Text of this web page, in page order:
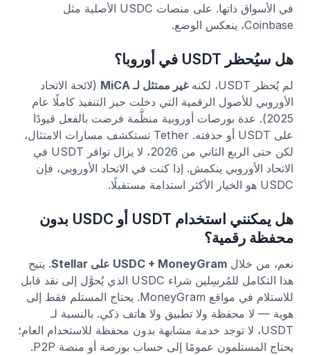
في الأسواق ذاتها. على منصات USDC الأصلية مثل
Coinbase، ينعكس الوضع.
هل سيُحظر USDT في أوروبا؟
لم يُحظر USDT، لكنه غير ممتثل لـ MiCA
(لائحة الاتحاد
الأوروبي للأصول الرقمية التي دخلت حيز التنفيذ كاملًا عام
2025). عدة بورصات أوروبية منظَّمة فرضت بالفعل قيودًا
على USDT أو حذفته. Tether تستكشف مسارات الامتثال،
لكن حتى الربع الثاني من 2026، لا يزال توافر USDT في
الاتحاد الأوروبي ينكمش. إذا كنت في الاتحاد الأوروبي، فإن
USDC هو الخيار الأكثر استدامة مستقبلًا.
هل يمكنني استخدام USDT أو USDC بدون
محفظة رقمية؟
نعم، من خلال USDC + MoneyGram على Stellar
. يتيح
هذا التكامل للمُرسِلين شراء USDC الذي يُحوَّل إلى نقد قابل
للاستلام في مواقع MoneyGram. يحتاج المستلم فقط إلى
هوية — لا محفظة ولا تطبيق ولا هاتف ذكي. بالنسبة لـ
USDT، لا توجد خدمة مشابهة بدون محفظة للاستخدام العام؛
يحتاج المستلمون عمومًا إلى حساب بورصة أو منصة P2P.